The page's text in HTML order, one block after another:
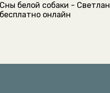
белой собаки -
онлайн